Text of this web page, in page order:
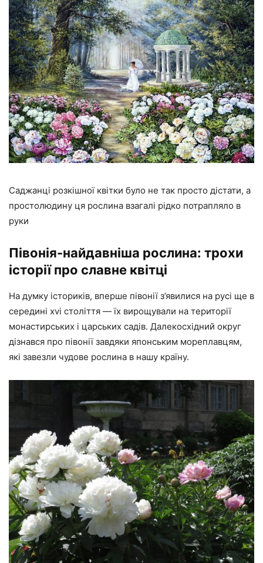
Саджанці розкішної квітки було не так просто дістати, а
простолюдину ця рослина взагалі рідко потрапляло в
руки
Півонія-найдавніша рослина: трохи
історії про славне квітці
На думку істориків, вперше півонії з’явилися на русі ще в
середині xvi століття — їх вирощували на території
монастирських і царських садів. Далекосхідний округ
дізнався про півонії завдяки японським мореплавцям,
які завезли чудове рослина в нашу країну.